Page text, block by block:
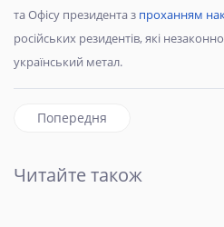
та Офісу президента з проханням
російських резидентів, які
український метал.
Попередня стаття: У Росії
Попередня
Читайте також